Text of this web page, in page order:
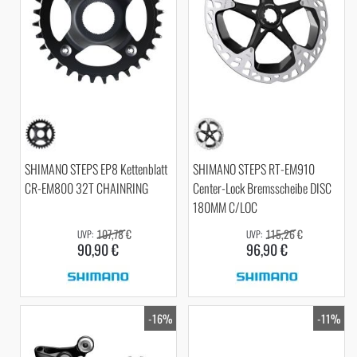
SHIMANO STEPS EP8 Kettenblatt
CR-EM800 32T CHAINRING
90,90 €
107,78 €
SHIMANO STEPS RT-EM910
Center-Lock Bremsscheibe DISC
180MM C/LOC
96,90 €
115,26 €
-16% -11%